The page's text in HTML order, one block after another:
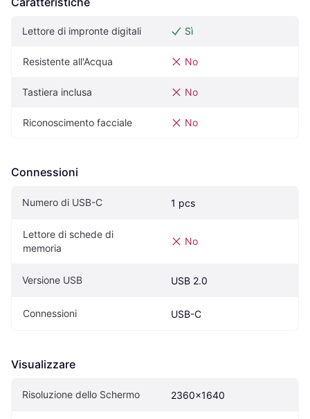
Lettore di impronte digitali Sì
Resistente all'Acqua No
Tastiera inclusa No
Riconoscimento facciale No
Connessioni
Numero di USB-C 1 pcs
Lettore di schede di
memoria
No
Versione USB USB 2.0
Connessioni USB-C
Visualizzare
Risoluzione dello Schermo 2360x1640